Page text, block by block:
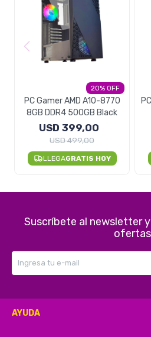
20
PC Gamer AMD A10-8770
8GB DDR4 500GB Black
USD 399,00
USD499,00
LLEGAGRATIS HOY
Suscríbete al newsletter
ofertas
AYUDA